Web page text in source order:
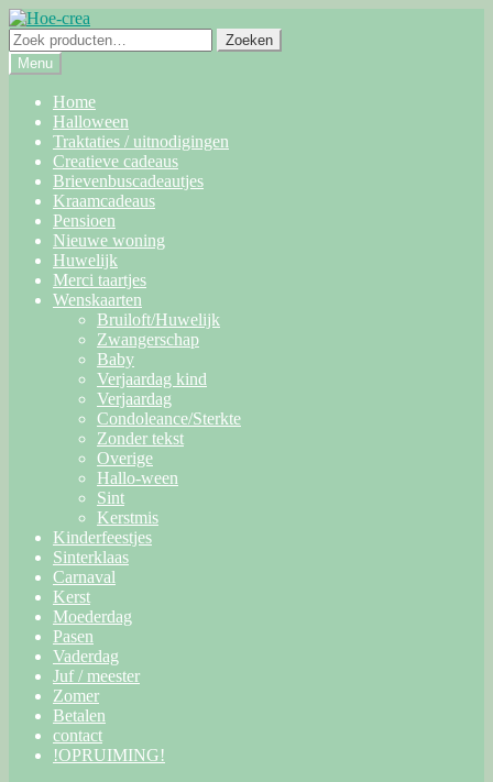
Ga
door
naar
navigatie
Ga
naar
de
inhoud
Zoeken
naar:
Zoeken
Menu
Home
Halloween
Traktaties / uitnodigingen
Creatieve cadeaus
Brievenbuscadeautjes
Kraamcadeaus
Pensioen
Nieuwe woning
Huwelijk
Merci taartjes
Wenskaarten
Bruiloft/Huwelijk
Zwangerschap
Baby
Verjaardag kind
Verjaardag
Condoleance/Sterkte
Zonder tekst
Overige
Hallo-ween
Sint
Kerstmis
Kinderfeestjes
Sinterklaas
Carnaval
Kerst
Moederdag
Pasen
Vaderdag
Juf / meester
Zomer
Betalen
contact
!OPRUIMING!